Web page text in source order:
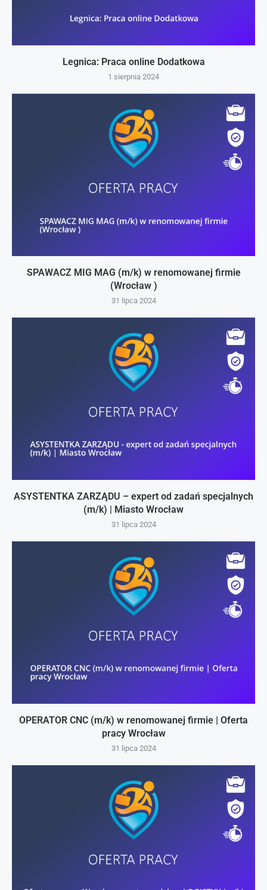
Legnica: Praca online Dodatkowa
1 sierpnia 2024
SPAWACZ MIG MAG (m/k) w renomowanej firmie
(Wrocław )
31 lipca 2024
ASYSTENTKA ZARZĄDU – expert od zadań specjalnych
(m/k) | Miasto Wrocław
31 lipca 2024
OPERATOR CNC (m/k) w renomowanej firmie | Oferta
pracy Wrocław
31 lipca 2024